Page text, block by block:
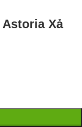
Astoria Xả